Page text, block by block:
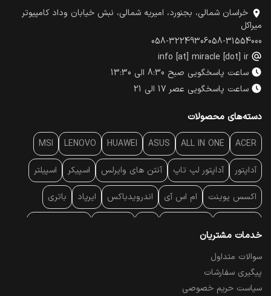
خراسان شمالی، بجنورد، امیریه شمالی، نبش خیابان وداد کامپیوتر
میراکل
058-31554000
058-32249306
info [at] miracle [dot] ir
ساعت پاسخگویی صبح 8:30 الی 13:30
ساعت پاسخگویی عصر 17 الی 21
دسته‌های محصولات
ACER
ALL IN ONE
ASUS
HUAWEI
LENOVO
MSI
آداپتور آداپتور لپ تاپ آنتن‌ های وایرلس اسپیکر اسپیلتر
اکسس پوینت ام اس آی اندرویدباکس ایرپاد باتری
پایه سقفی
پرده نمایش
خدمات مشتریان
سوالات متداول
پیگیری سفارشات
سیاست حریم خصوصی